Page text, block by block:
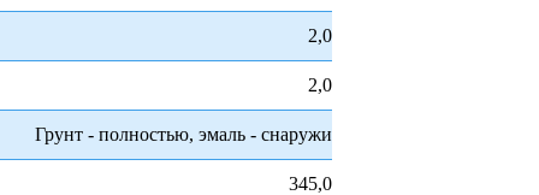
2,0
2,0
Грунт - полностью, эмаль - снаружи
345,0